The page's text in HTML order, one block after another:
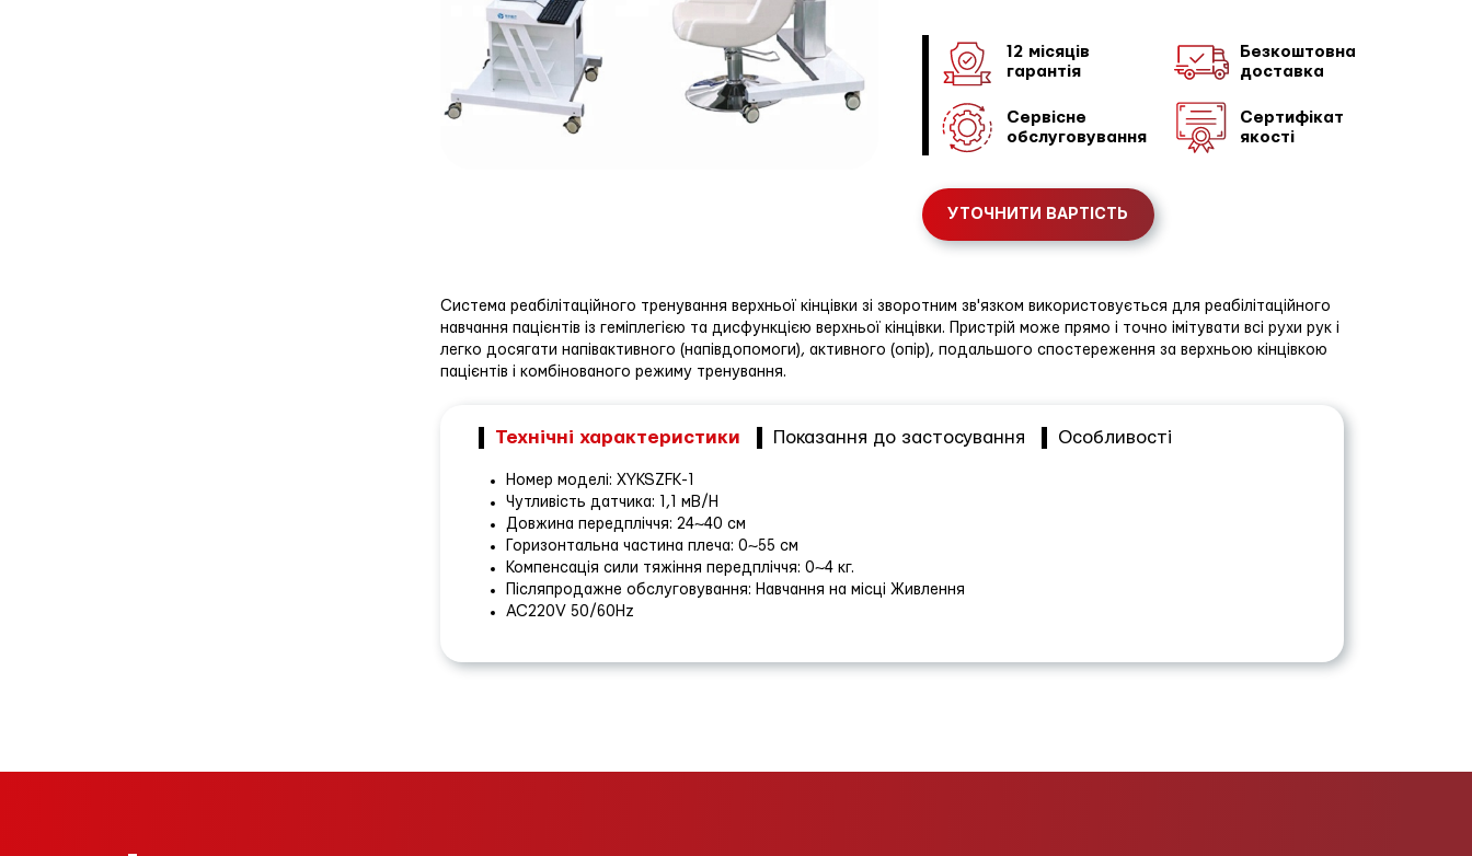
12 місяців
гарантія
Безкоштовна
доставка
Сервісне
обслуговування
Сертифікат
якості
УТОЧНИТИ ВАРТІСТЬ
Система реабілітаційного тренування верхньої кінцівки зі зворотним зв'язком використовується для реабілітаційного
навчання пацієнтів із геміплегією та дисфункцією верхньої кінцівки. Пристрій може прямо і точно імітувати всі рухи рук і
легко досягати напівактивного (напівдопомоги), активного (опір), подальшого спостереження за верхньою кінцівкою
пацієнтів і комбінованого режиму тренування.
Технічні характеристики Показання до застосування Особливості
Номер моделі: XYKSZFK-1
Чутливість датчика: 1,1 мВ/Н
Довжина передпліччя: 24~40 см
Горизонтальна частина плеча: 0~55 см
Компенсація сили тяжіння передпліччя: 0~4 кг.
Післяпродажне обслуговування: Навчання на місці Живлення
AC220V 50/60Hz